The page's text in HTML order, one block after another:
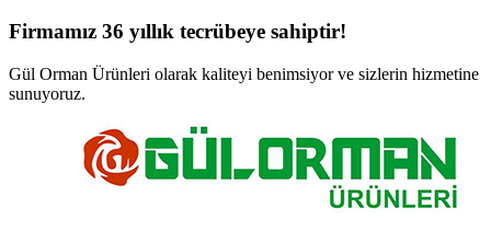
Firmamız 36 yıllık tecrübeye sahiptir!
Gül Orman Ürünleri olarak kaliteyi benimsiyor ve sizlerin hizmetine
sunuyoruz.